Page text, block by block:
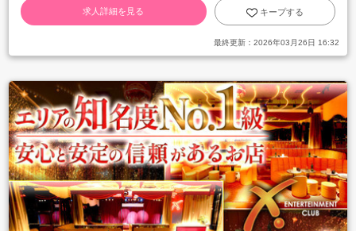
求人詳細を見る キープする
最終更新： 2026年03月26日 16:32